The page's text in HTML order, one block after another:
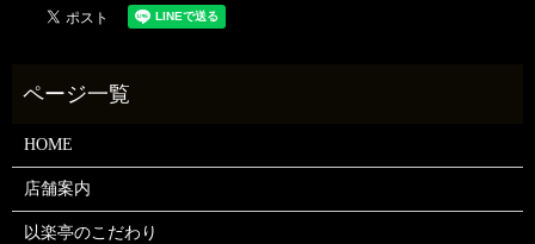
HOME
店舗案内
以楽亭のこだわり